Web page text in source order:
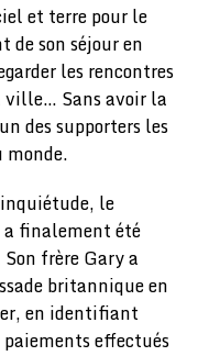
et terre pour le
son séjour en
les rencontres
ville… Sans avoir la
des supporters les
monde.
le
finalement été
frère Gary a
britannique en
en identifiant
effectués